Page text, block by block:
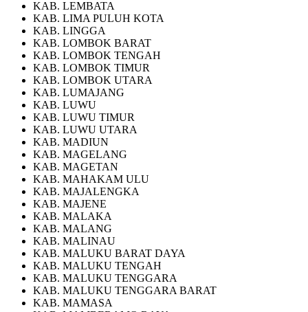
KAB. LEMBATA
KAB. LIMA PULUH KOTA
KAB. LINGGA
KAB. LOMBOK BARAT
KAB. LOMBOK TENGAH
KAB. LOMBOK TIMUR
KAB. LOMBOK UTARA
KAB. LUMAJANG
KAB. LUWU
KAB. LUWU TIMUR
KAB. LUWU UTARA
KAB. MADIUN
KAB. MAGELANG
KAB. MAGETAN
KAB. MAHAKAM ULU
KAB. MAJALENGKA
KAB. MAJENE
KAB. MALAKA
KAB. MALANG
KAB. MALINAU
KAB. MALUKU BARAT DAYA
KAB. MALUKU TENGAH
KAB. MALUKU TENGGARA
KAB. MALUKU TENGGARA BARAT
KAB. MAMASA